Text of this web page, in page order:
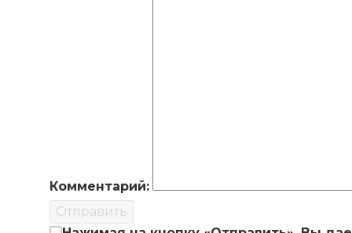
Комментарий:
Отправить